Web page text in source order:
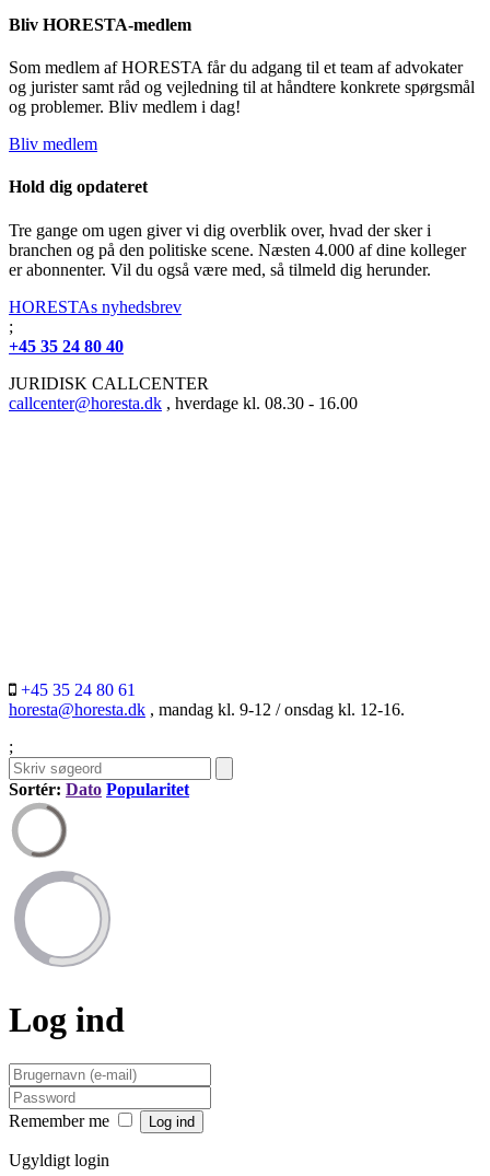
Bliv HORESTA-medlem
Som medlem af HORESTA får du adgang til et team af advokater
og jurister samt råd og vejledning til at håndtere konkrete spørgsmål
og problemer. Bliv medlem i dag!
Bliv medlem
Hold dig opdateret
Tre gange om ugen giver vi dig overblik over, hvad der sker i
branchen og på den politiske scene. Næsten 4.000 af dine kolleger
er abonnenter. Vil du også være med, så tilmeld dig herunder.
HORESTAs nyhedsbrev
;
+45 35 24 80 40
JURIDISK CALLCENTER
callcenter@horesta.dk , hverdage kl. 08.30 - 16.00
+45 35 24 80 61
horesta@horesta.dk , mandag kl. 9-12 / onsdag kl. 12-16.
;
Sortér: Dato Popularitet
Log ind
Remember me
Ugyldigt login